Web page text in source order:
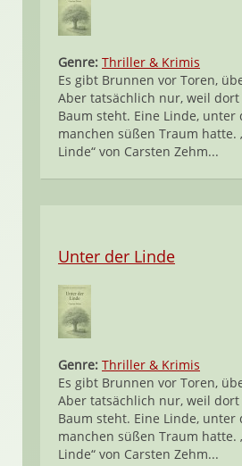
Genre: Thriller & Krimis
Es gibt Brunnen vor Toren,
Aber tatsächlich nur, weil
Baum steht. Eine Linde, unter
manchen süßen Traum hatte.
Linde“ von Carsten Zehm...
Unter der Linde
Genre: Thriller & Krimis
Es gibt Brunnen vor Toren,
Aber tatsächlich nur, weil
Baum steht. Eine Linde, unter
manchen süßen Traum hatte.
Linde“ von Carsten Zehm...